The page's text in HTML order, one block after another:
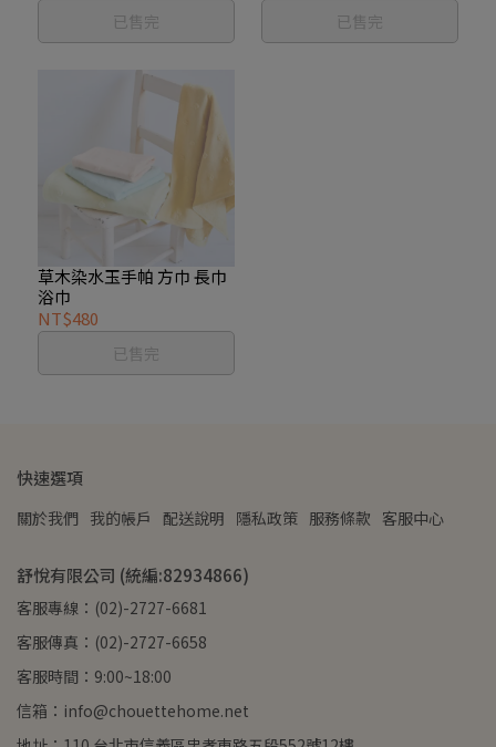
已售完 已售完
草木染水玉手帕 方巾 長巾
浴巾
NT$480
已售完
快速選項
關於我們 我的帳戶 配送說明 隱私政策 服務條款 客服中心
舒悅有限公司 (統編:82934866)
客服專線：(02)-2727-6681
客服傳真：(02)-2727-6658
客服時間：9:00~18:00
信箱：info@chouettehome.net